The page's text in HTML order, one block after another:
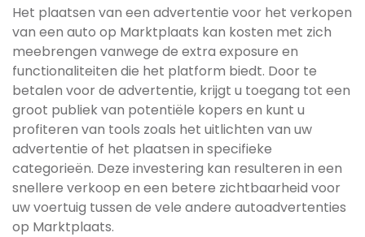
Het plaatsen van een advertentie voor het verkopen
van een auto op Marktplaats kan kosten met zich
meebrengen vanwege de extra exposure en
functionaliteiten die het platform biedt. Door te
betalen voor de advertentie, krijgt u toegang tot een
groot publiek van potentiële kopers en kunt u
profiteren van tools zoals het uitlichten van uw
advertentie of het plaatsen in specifieke
categorieën. Deze investering kan resulteren in een
snellere verkoop en een betere zichtbaarheid voor
uw voertuig tussen de vele andere autoadvertenties
op Marktplaats.